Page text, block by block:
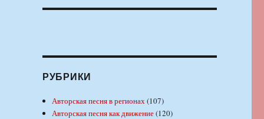
РУБРИКИ
Авторская песня в регионах(107)
Авторская песня как движение(120)